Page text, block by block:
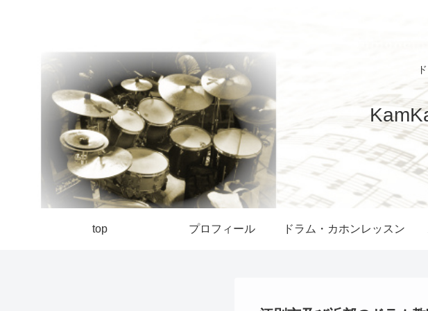
top プロフィール ドラム・カホンレッスン